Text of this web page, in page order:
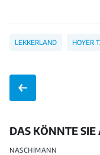
LEKKERLAND HOYER
DAS KÖNNTE SIE
NASCHIMANN